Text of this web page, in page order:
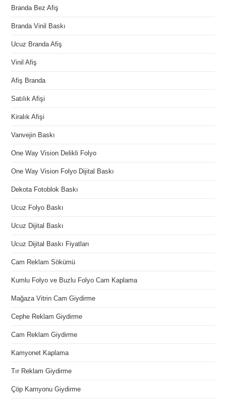
Branda Bez Afiş
Branda Vinil Baskı
Ucuz Branda Afiş
Vinil Afiş
Afiş Branda
Satılık Afişi
Kiralık Afişi
Vanvejin Baskı
One Way Vision Delikli Folyo
One Way Vision Folyo Dijital Baskı
Dekota Fotoblok Baskı
Ucuz Folyo Baskı
Ucuz Dijital Baskı
Ucuz Dijital Baskı Fiyatları
Cam Reklam Sökümü
Kumlu Folyo ve Buzlu Folyo Cam Kaplama
Mağaza Vitrin Cam Giydirme
Cephe Reklam Giydirme
Cam Reklam Giydirme
Kamyonet Kaplama
Tır Reklam Giydirme
Çöp Kamyonu Giydirme